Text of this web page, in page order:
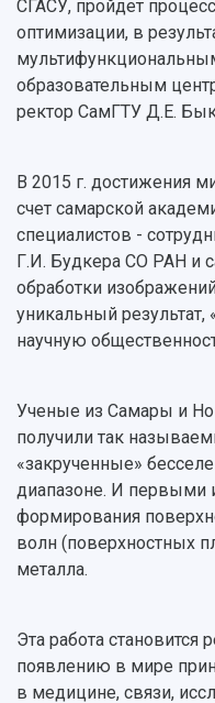
СГАСУ, пройдет
оптимизации, в
образовательным
ректор СамГТУ Д.Е.
В 2015 г. достижения
счет самарской
специалистов -
Г.И. Будкера СО РАН и
обработки
уникальный
научную
Ученые из Самары и
получили так
«закрученные»
диапазоне. И первыми
формирования
волн (поверхностных
металла.
Эта работа
появлению в мире
в медицине, связи,